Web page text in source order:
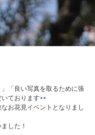
「良い写真を取るために張
ております
お花見イベントとなりまし
した！